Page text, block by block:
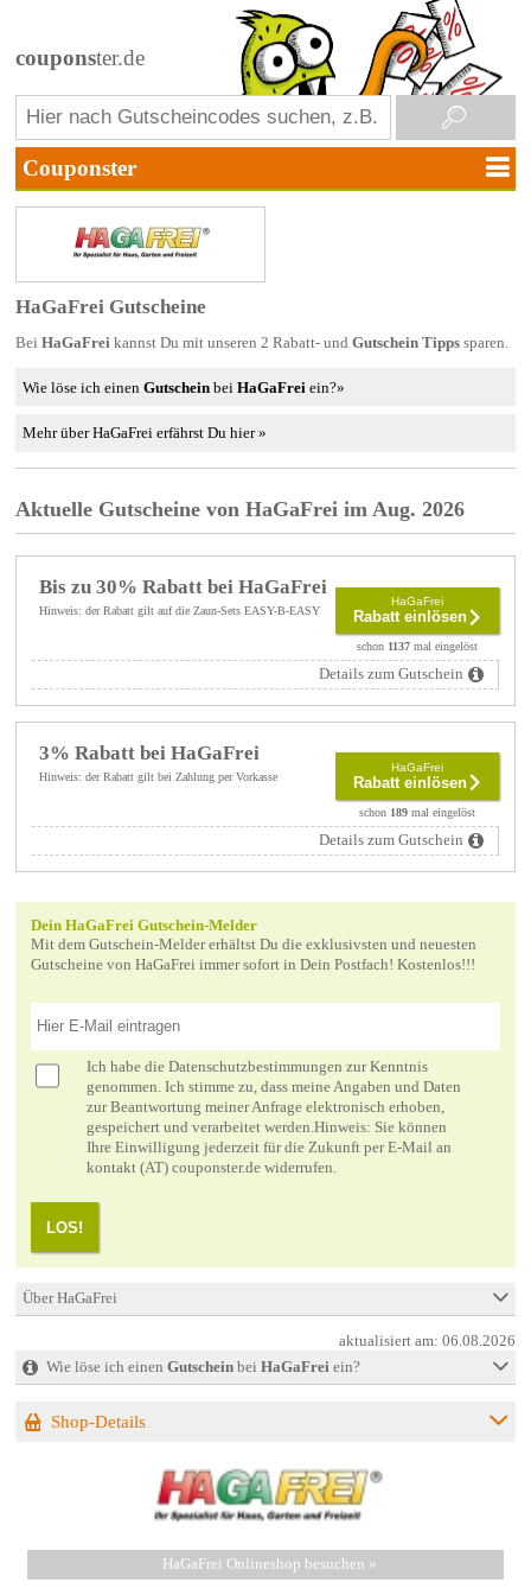
couponster.de
HaGaFrei Gutscheine
Bei HaGaFreikannst Du mit unseren 2 Rabatt- und Gutschein Tippssparen.
Wie löse ich einenGutschein beiHaGaFrei ein?»
Mehr über HaGaFrei erfährst Du hier »
Aktuelle Gutscheine von HaGaFrei im Aug. 2026
Bis zu 30% Rabatt bei HaGaFrei
Hinweis: der Rabatt gilt auf die Zaun-Sets EASY-B-EASY
HaGaFrei
Rabatt einlösen
schon 1137 mal eingelöst
Details zum Gutschein
3% Rabatt bei HaGaFrei
Hinweis: der Rabatt gilt bei Zahlung per Vorkasse
HaGaFrei
Rabatt einlösen
schon 189 mal eingelöst
Details zum Gutschein
Dein HaGaFrei Gutschein-Melder
Mit dem Gutschein-Melder erhältst Du die exklusivsten und neuesten
Gutscheine von HaGaFrei immer sofort in Dein Postfach! Kostenlos!!!
Ich habe die Datenschutzbestimmungen zur Kenntnis
genommen. Ich stimme zu, dass meine Angaben und Daten
zur Beantwortung meiner Anfrage elektronisch erhoben,
gespeichert und verarbeitet werden.Hinweis: Sie können
Ihre Einwilligung jederzeit für die Zukunft per E-Mail an
kontakt (AT) couponster.de widerrufen.
LOS!
Über HaGaFrei
aktualisiert am:06.08.2026
Wie löse ich einen Gutscheinbei HaGaFrei ein?
Shop-Details
HaGaFrei Onlineshop besuchen »